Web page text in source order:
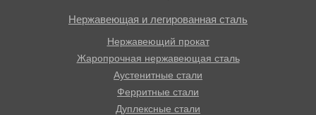
Нержавеющая и легированная сталь
Нержавеющий прокат
Жаропрочная нержавеющая сталь
Аустенитные стали
Ферритные стали
Дуплексные стали